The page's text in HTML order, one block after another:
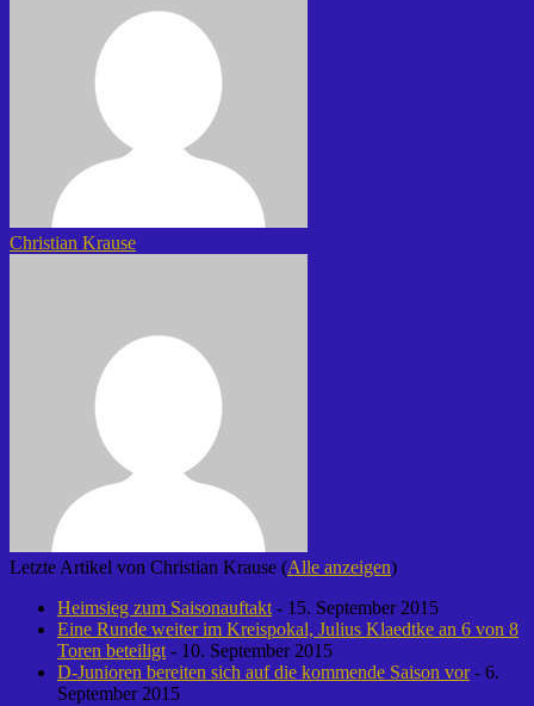
Christian Krause
Letzte Artikel von Christian Krause (Alle anzeigen)
Heimsieg zum Saisonauftakt - 15. September 2015
Eine Runde weiter im Kreispokal, Julius Klaedtke an 6 von 8
Toren beteiligt - 10. September 2015
D-Junioren bereiten sich auf die kommende Saison vor- 6.
September 2015